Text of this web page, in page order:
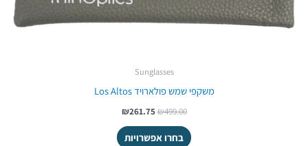
Sunglasses
משקפי שמש פולארויד Los Altos
₪499.00
₪261.75
בחרו אפשרויות